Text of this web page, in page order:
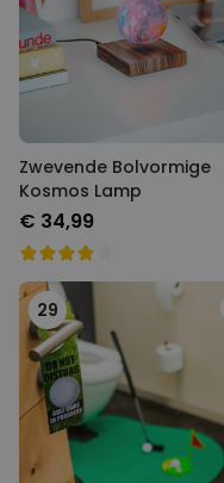
Zwevende Bolvormige
Kosmos Lamp
€ 34,99
29